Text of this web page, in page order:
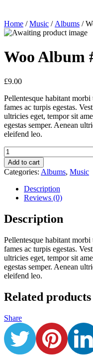
Home /Music / Albums /
Woo Album
£9.00
Pellentesque habitant morbi
fames ac turpis egestas.
ultricies eget, tempor sit
egestas semper. Aenean
eleifend leo.
Add to cart
Categories: Albums, Music
Description
Reviews (0)
Description
Pellentesque habitant morbi
fames ac turpis egestas.
ultricies eget, tempor sit
egestas semper. Aenean
eleifend leo.
Related products
Share